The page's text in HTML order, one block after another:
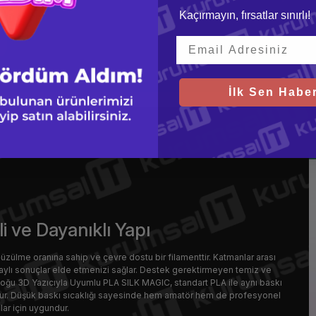
Dayanıklı Yapı
oranına sahip ve çevre dostu bir filamenttir. Katmanlar arası
sonuçlar elde etmenizi sağlar. Destek gerektirmeyen temiz ve
3D Yazıcıyla Uyumlu PLA SILK MAGIC, standart PLA ile aynı baskı
Düşük baskı sıcaklığı sayesinde hem amatör hem de profesyonel
için uygundur.
Kaçırmayın, fırsatlar sınırlı!
İlk Sen